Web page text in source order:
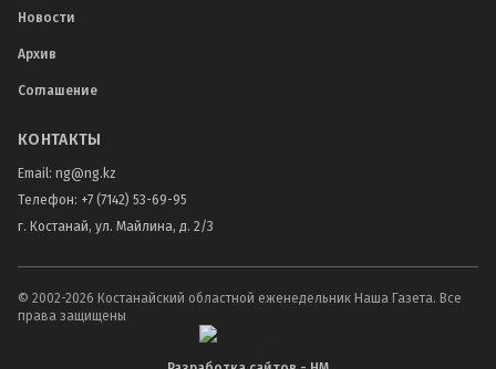
Новости
Архив
Соглашение
КОНТАКТЫ
Email: ng@ng.kz
Телефон: +7 (7142) 53-69-95
г. Костанай, ул. Майлина, д. 2/3
© 2002-2026 Костанайский областной еженедельник Наша Газета. Все
права защищены